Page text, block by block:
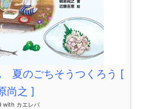
夏のごちそうつくろう [
尚之 ]
with カエレバ